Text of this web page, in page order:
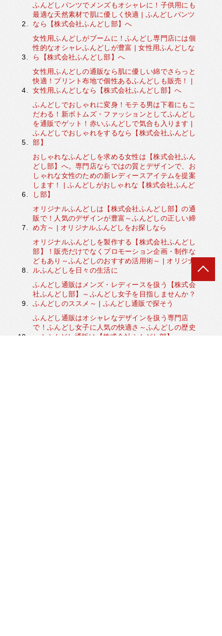
ふんどしパンツでメンズもオシャレに！子供用にも
最適な天然素材で肌に優しく快適 | ふんどしパンツ
なら【株式会社ふんどし部】へ
女性用ふんどしがブームに！ふんどし専門店には個
性的なオシャレふんどしが豊富 | 女性用ふんどしな
ら【株式会社ふんどし部】へ
女性用ふんどしの通販なら肌に優しい綿でさらっと
快適！プリント布地で個性あるふんどしも販売！ |
女性用ふんどしなら【株式会社ふんどし部】へ
ふんどしでおしゃれに変身！モテる男は下着にもこ
だわる！新ボトムズ・ファッションとしてふんどし
を通販でゲット！赤いふんどしで気合も入ります |
ふんどしでおしゃれをするなら【株式会社ふんどし
部】
おしゃれなふんどしを求める女性は【株式会社ふん
どし部】へ。専門店ならではの質とデザインで、お
しゃれな女性のための新レディースアイテムを提案
します！ | ふんどしがおしゃれな【株式会社ふんど
し部】
オリジナルふんどしは【株式会社ふんどし部】の通
販で！人気のデザインが豊富～ふんどしの正しい締
め方～ | オリジナルふんどしをお探しなら
オリジナルふんどしを製作する【株式会社ふんどし
部】！販売だけでなくプロモーション企画・制作な
どもあり～ふんどしのおすすめ活用術～ | オリジナ
ルふんどしを日々の生活に
ふんどし通販はメンズ・レディースを扱う【株式会
社ふんどし部】～ふんどし女子を目指しませんか？
ふんどしのススメ～ | ふんどし通販で探そう
ふんどし通販はオシャレなデザインを扱う専門店
で！ふんどし女子に人気の快適さ～ふんどしの歴史
～ | ふんどし通販は【株式会社ふんどし部】